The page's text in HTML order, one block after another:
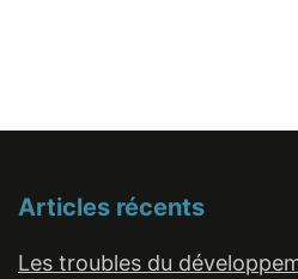
Articles récents
Les troubles du